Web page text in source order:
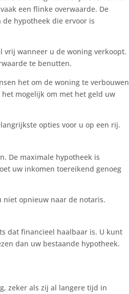
een flinke overwaarde. De
hypotheek die ervoor is
vrij wanneer u de woning verkoopt.
te benutten.
het om de woning te verbouwen
mogelijk om met het geld uw
opties voor u op een rij.
De maximale hypotheek is
uw inkomen toereikend genoeg
niet opnieuw naar de notaris.
dat financieel haalbaar is. U kunt
dan uw bestaande hypotheek.
zeker als zij al langere tijd in